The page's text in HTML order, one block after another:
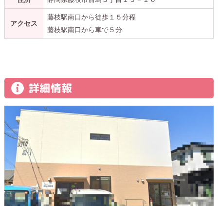
アクセス
藤枝駅南口から徒歩１５分程
藤枝駅南口から車で５分
詳細情報